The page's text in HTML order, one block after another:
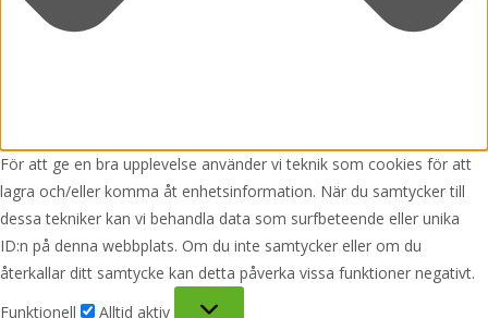
För att ge en bra upplevelse använder vi teknik som cookies för att
lagra och/eller komma åt enhetsinformation. När du samtycker till
dessa tekniker kan vi behandla data som surfbeteende eller unika
ID:n på denna webbplats. Om du inte samtycker eller om du
återkallar ditt samtycke kan detta påverka vissa funktioner negativt.
Funktionell
Alltid aktiv